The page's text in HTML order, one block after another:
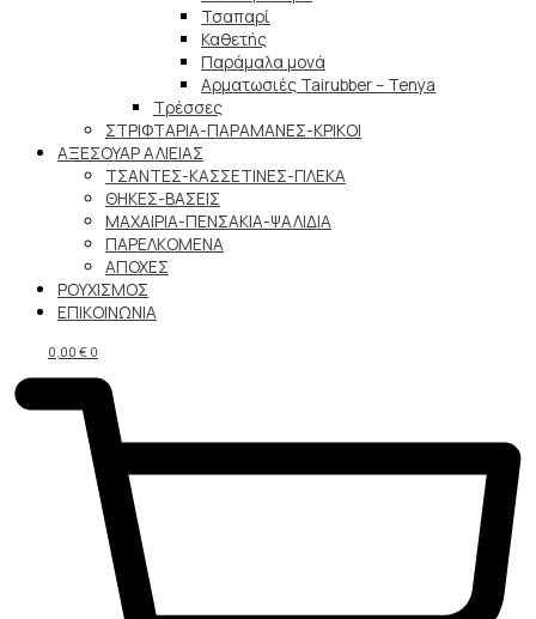
Τσαπαρί
Καθετής
Παράμαλα μονά
Αρματωσιές Tairubber – Tenya
Τρέσσες
ΣΤΡΙΦΤΑΡΙΑ-ΠΑΡΑΜΑΝΕΣ-ΚΡΙΚΟΙ
ΑΞΕΣΟΥΑΡ ΑΛΙΕΙΑΣ
ΤΣΑΝΤΕΣ-ΚΑΣΣΕΤΙΝΕΣ-ΓΙΛΕΚΑ
ΘΗΚΕΣ-ΒΑΣΕΙΣ
ΜΑΧΑΙΡΙΑ-ΠΕΝΣΑΚΙΑ-ΨΑΛΙΔΙΑ
ΠΑΡΕΛΚΟΜΕΝΑ
ΑΠΟΧΕΣ
ΡΟΥΧΙΣΜΟΣ
ΕΠΙΚΟΙΝΩΝΙΑ
0,00 € 0